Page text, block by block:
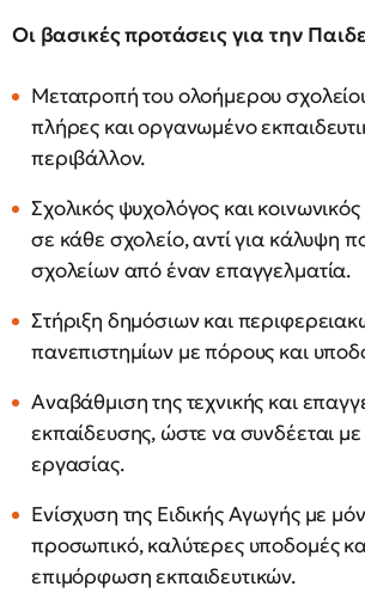
Οι βασικές προτάσεις για την
Μετατροπή του ολοήμερου
πλήρες και οργανωμένο
περιβάλλον.
Σχολικός ψυχολόγος και κοινωνικός
σε κάθε σχολείο, αντί για κάλυψη
σχολείων από έναν επαγγελματία.
Στήριξη δημόσιων και
πανεπιστημίων με πόρους και
Αναβάθμιση της τεχνικής και
εκπαίδευσης, ώστε να συνδέεται
εργασίας.
Ενίσχυση της Ειδικής Αγωγής με
προσωπικό, καλύτερες υποδομές
επιμόρφωση εκπαιδευτικών.